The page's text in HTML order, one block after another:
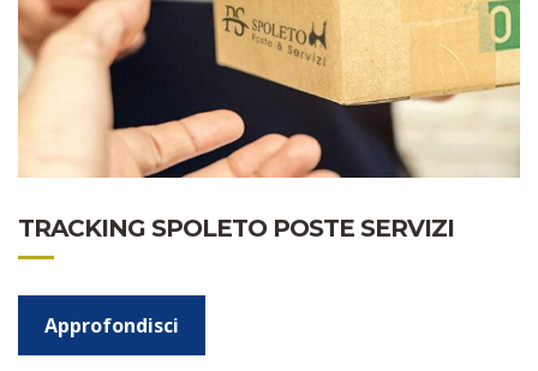
TRACKING SPOLETO POSTE SERVIZI
Approfondisci